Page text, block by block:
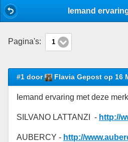
Pagina's: 1
#1 door Flavia Gepost op 16
Iemand ervaring met deze
SILVANO LATTANZI - http://
AUBERCY - http://